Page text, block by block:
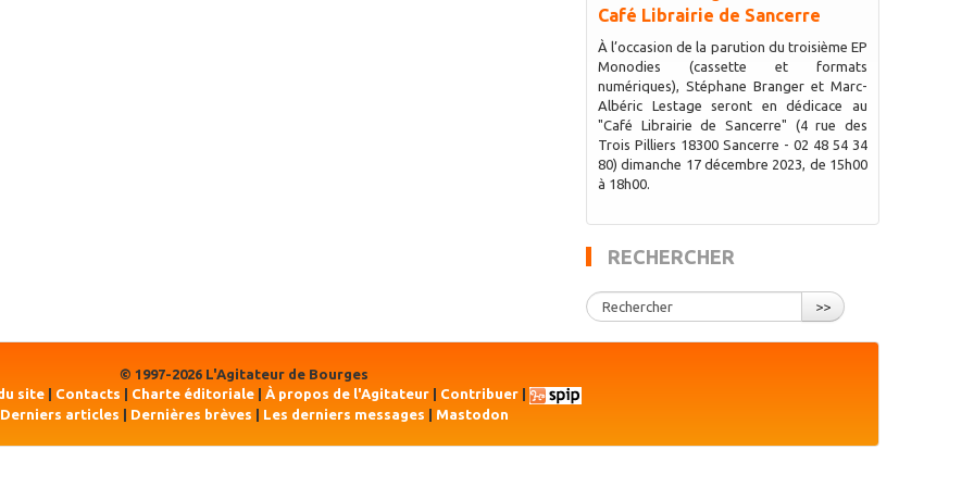
Café Librairie de Sancerre
À l’occasion de la parution du troisième EP
Monodies (cassette et formats
numériques), Stéphane Branger et Marc-
Albéric Lestage seront en dédicace au
"Café Librairie de Sancerre" (4 rue des
Trois Pilliers 18300 Sancerre - 02 48 54 34
80) dimanche 17 décembre 2023, de 15h00
à 18h00.
RECHERCHER
>>
© 1997-2026 L'Agitateur de Bourges
site Contacts Charte éditoriale À propos de l'Agitateur Contribuer
Derniers articles | Dernières brèves | Les derniers messages | Mastodon